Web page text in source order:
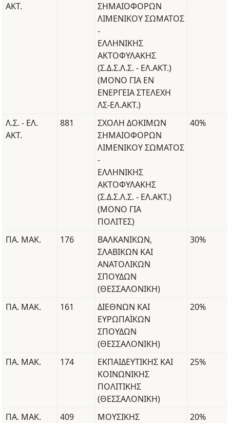
ΑΚΤ.
ΣΗΜΑΙΟΦΟΡΩΝ
ΛΙΜΕΝΙΚΟΥ ΣΩΜΑΤΟΣ
-
ΕΛΛΗΝΙΚΗΣ
ΑΚΤΟΦΥΛΑΚΗΣ
(Σ.Δ.Σ.Λ.Σ. - ΕΛ.ΑΚΤ.)
(ΜΟΝΟ ΓΙΑ ΕΝ
ΕΝΕΡΓΕΙΑ ΣΤΕΛΕΧΗ
ΛΣ-ΕΛ.ΑΚΤ.)
Λ.Σ. - ΕΛ.
ΑΚΤ.
881
ΣΧΟΛΗ ΔΟΚΙΜΩΝ
ΣΗΜΑΙΟΦΟΡΩΝ
ΛΙΜΕΝΙΚΟΥ ΣΩΜΑΤΟΣ
-
ΕΛΛΗΝΙΚΗΣ
ΑΚΤΟΦΥΛΑΚΗΣ
(Σ.Δ.Σ.Λ.Σ. - ΕΛ.ΑΚΤ.)
(ΜΟΝΟ ΓΙΑ
ΠΟΛΙΤΕΣ)
40%
ΠΑ. ΜΑΚ. 176
ΒΑΛΚΑΝΙΚΩΝ,
ΣΛΑΒΙΚΩΝ ΚΑΙ
ΑΝΑΤΟΛΙΚΩΝ
ΣΠΟΥΔΩΝ
(ΘΕΣΣΑΛΟΝΙΚΗ)
30%
ΠΑ. ΜΑΚ. 161
ΔΙΕΘΝΩΝ ΚΑΙ
ΕΥΡΩΠΑΪΚΩΝ
ΣΠΟΥΔΩΝ
(ΘΕΣΣΑΛΟΝΙΚΗ)
20%
ΠΑ. ΜΑΚ. 174
ΕΚΠΑΙΔΕΥΤΙΚΗΣ ΚΑΙ
ΚΟΙΝΩΝΙΚΗΣ
ΠΟΛΙΤΙΚΗΣ
(ΘΕΣΣΑΛΟΝΙΚΗ)
25%
ΠΑ. ΜΑΚ. 409
ΜΟΥΣΙΚΗΣ
20%